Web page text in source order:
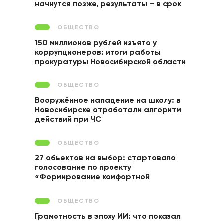
начнутся позже, результаты – в срок
ОБЩЕСТВО
150 миллионов рублей изъято у
коррупционеров: итоги работы
прокуратуры Новосибирской области
ОБЩЕСТВО
Вооружённое нападение на школу: в
Новосибирске отработали алгоритм
действий при ЧС
ОБЩЕСТВО
27 объектов на выбор: стартовало
голосование по проекту
«Формирование комфортной
ОБЩЕСТВО
Грамотность в эпоху ИИ: что показал